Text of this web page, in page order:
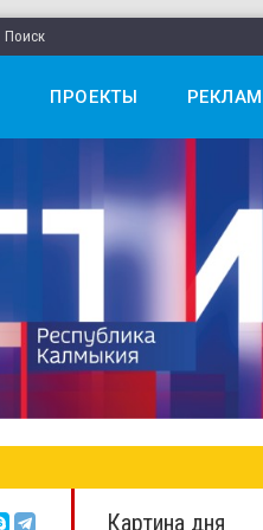
Поиск
ПРОЕКТЫ
Картина дня